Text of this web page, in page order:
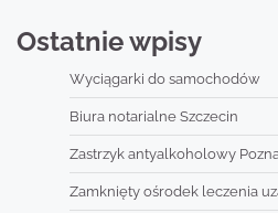
Ostatnie wpisy
Wyciągarki do samochodów
Biura notarialne Szczecin
Zastrzyk antyalkoholowy
Zamknięty ośrodek leczenia